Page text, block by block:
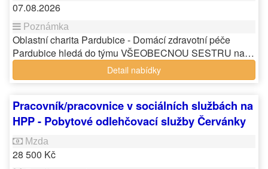
07.08.2026
Oblastní charita Pardubice - Domácí zdravotní péče
Pardubice hledá do týmu VŠEOBECNOU SESTRU na…
Detail nabídky
Pracovník/pracovnice v sociálních službách na
HPP - Pobytové odlehčovací služby Červánky
28 500 Kč